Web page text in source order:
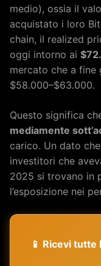
medio), ossia il
acquistato i loro
chain, il realized
oggi intorno ai
mercato che a fine
$58.000–$63.000.
Questo significa
mediamente
carico. Un dato
investitori che
2025 si trovano in
l’esposizione nei
📱 Ricevi